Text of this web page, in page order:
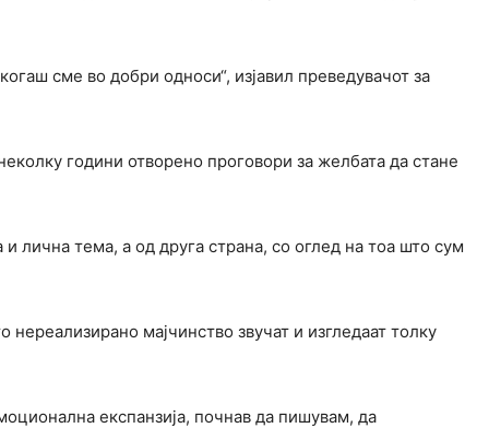
сме во добри односи“, изјавил преведувачот за
години отворено проговори за желбата да стане
лична тема, а од друга страна, со оглед на тоа што сум
мајчинство звучат и изгледаат толку
експанзија, почнав да пишувам, да